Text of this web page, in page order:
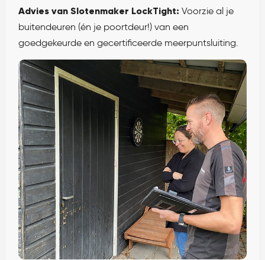
Advies van Slotenmaker LockTight: Voorzie al je
buitendeuren (én je poortdeur!) van een
goedgekeurde en gecertificeerde meerpuntsluiting.